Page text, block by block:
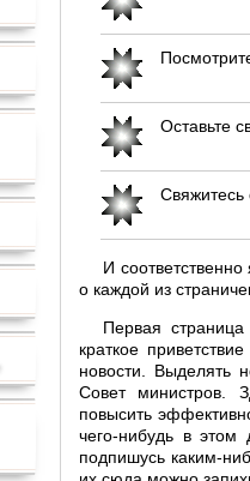
Оставьте
Свяжитесь
И
о каждой из
Первая
краткое
новости. Выделять
Совет министров.
повысить
чего-нибудь в этом
подпишусь каким-